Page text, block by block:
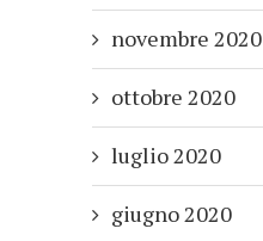
novembre 2020
ottobre 2020
luglio 2020
giugno 2020